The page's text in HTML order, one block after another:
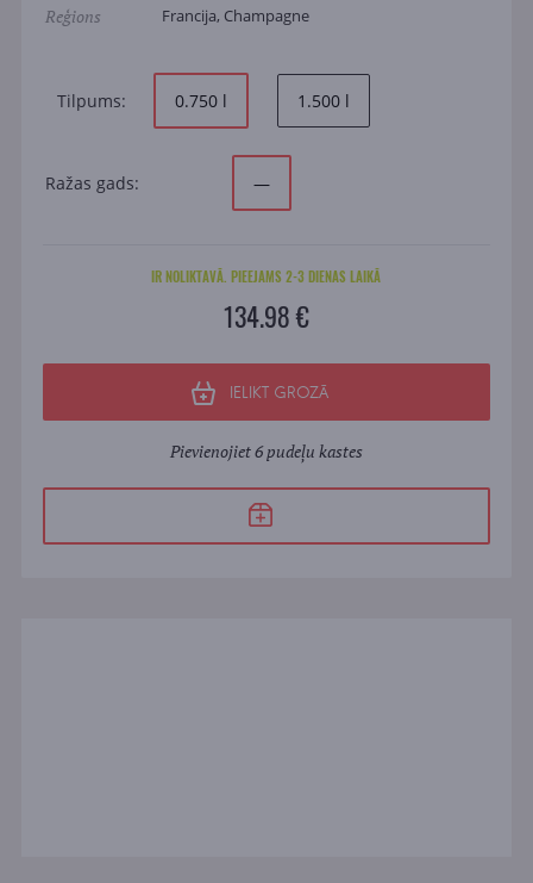
Reģions Francija, Champagne
Tilpums: 0.750 l 1.500 l
Ražas gads: —
IR NOLIKTAVĀ. PIEEJAMS 2-3 DIENAS LAIKĀ
134.98 €
IELIKT GROZĀ
Pievienojiet 6 pudeļu kastes